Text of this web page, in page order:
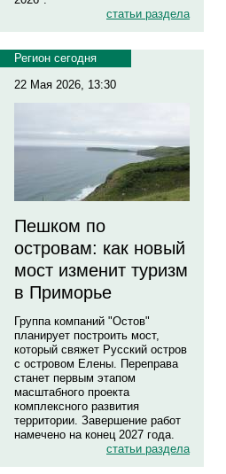
статьи раздела
Регион сегодня
22 Мая 2026, 13:30
Пешком по
островам: как новый
мост изменит туризм
в Приморье
Группа компаний "Остов"
планирует построить мост,
который свяжет Русский остров
с островом Елены. Переправа
станет первым этапом
масштабного проекта
комплексного развития
территории. Завершение работ
намечено на конец 2027 года.
статьи раздела